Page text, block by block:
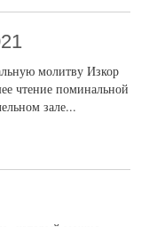
молитву Изкор
чтение поминальной
зале...